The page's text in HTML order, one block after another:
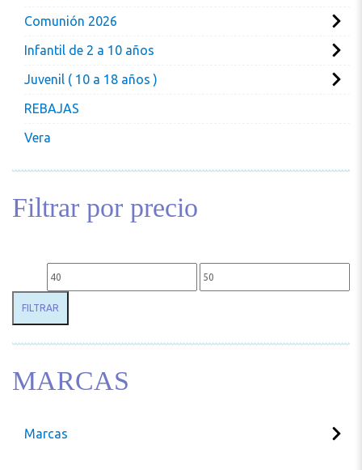
Comunión 2026
Infantil de 2 a 10 años
Juvenil ( 10 a 18 años )
REBAJAS
Vera
Filtrar por precio
Precio mínimo Precio máximo
FILTRAR
MARCAS
Marcas